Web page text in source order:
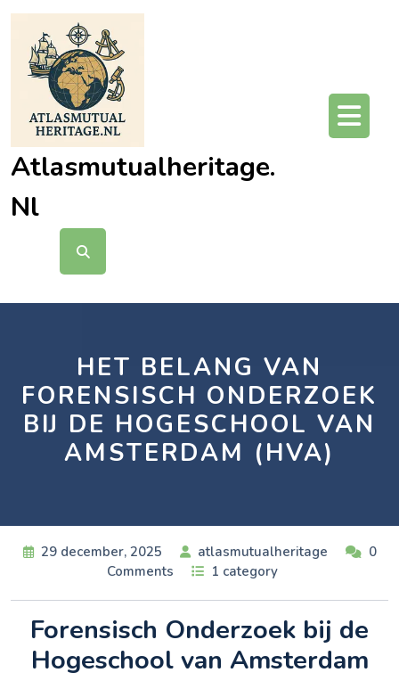
Ga
inhoud
Atlasmutualheritage.
Nl
HET BELANG VAN
FORENSISCH ONDERZOEK
BIJ DE HOGESCHOOL VAN
AMSTERDAM (HVA)
29 december, 2025 atlasmutualheritage
0
Comments
1 category
Forensisch Onderzoek bij de
Hogeschool van Amsterdam